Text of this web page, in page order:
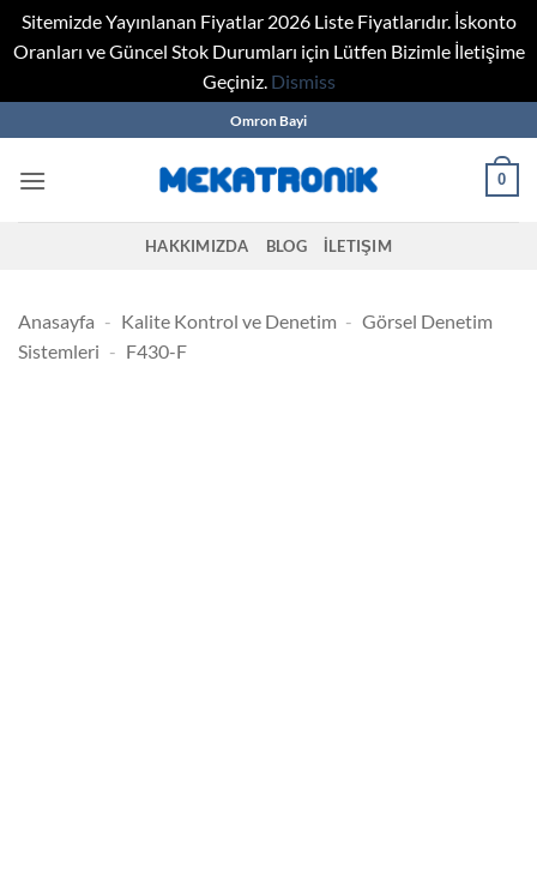
Sitemizde Yayınlanan Fiyatlar 2026 Liste Fiyatlarıdır. İskonto
Oranları ve Güncel Stok Durumları için Lütfen Bizimle İletişime
Geçiniz. Dismiss
to
content
Omron Bayi
0
HAKKIMIZDA BLOG İLETIŞIM
Anasayfa - Kalite Kontrol ve Denetim - Görsel Denetim
Sistemleri - F430-F